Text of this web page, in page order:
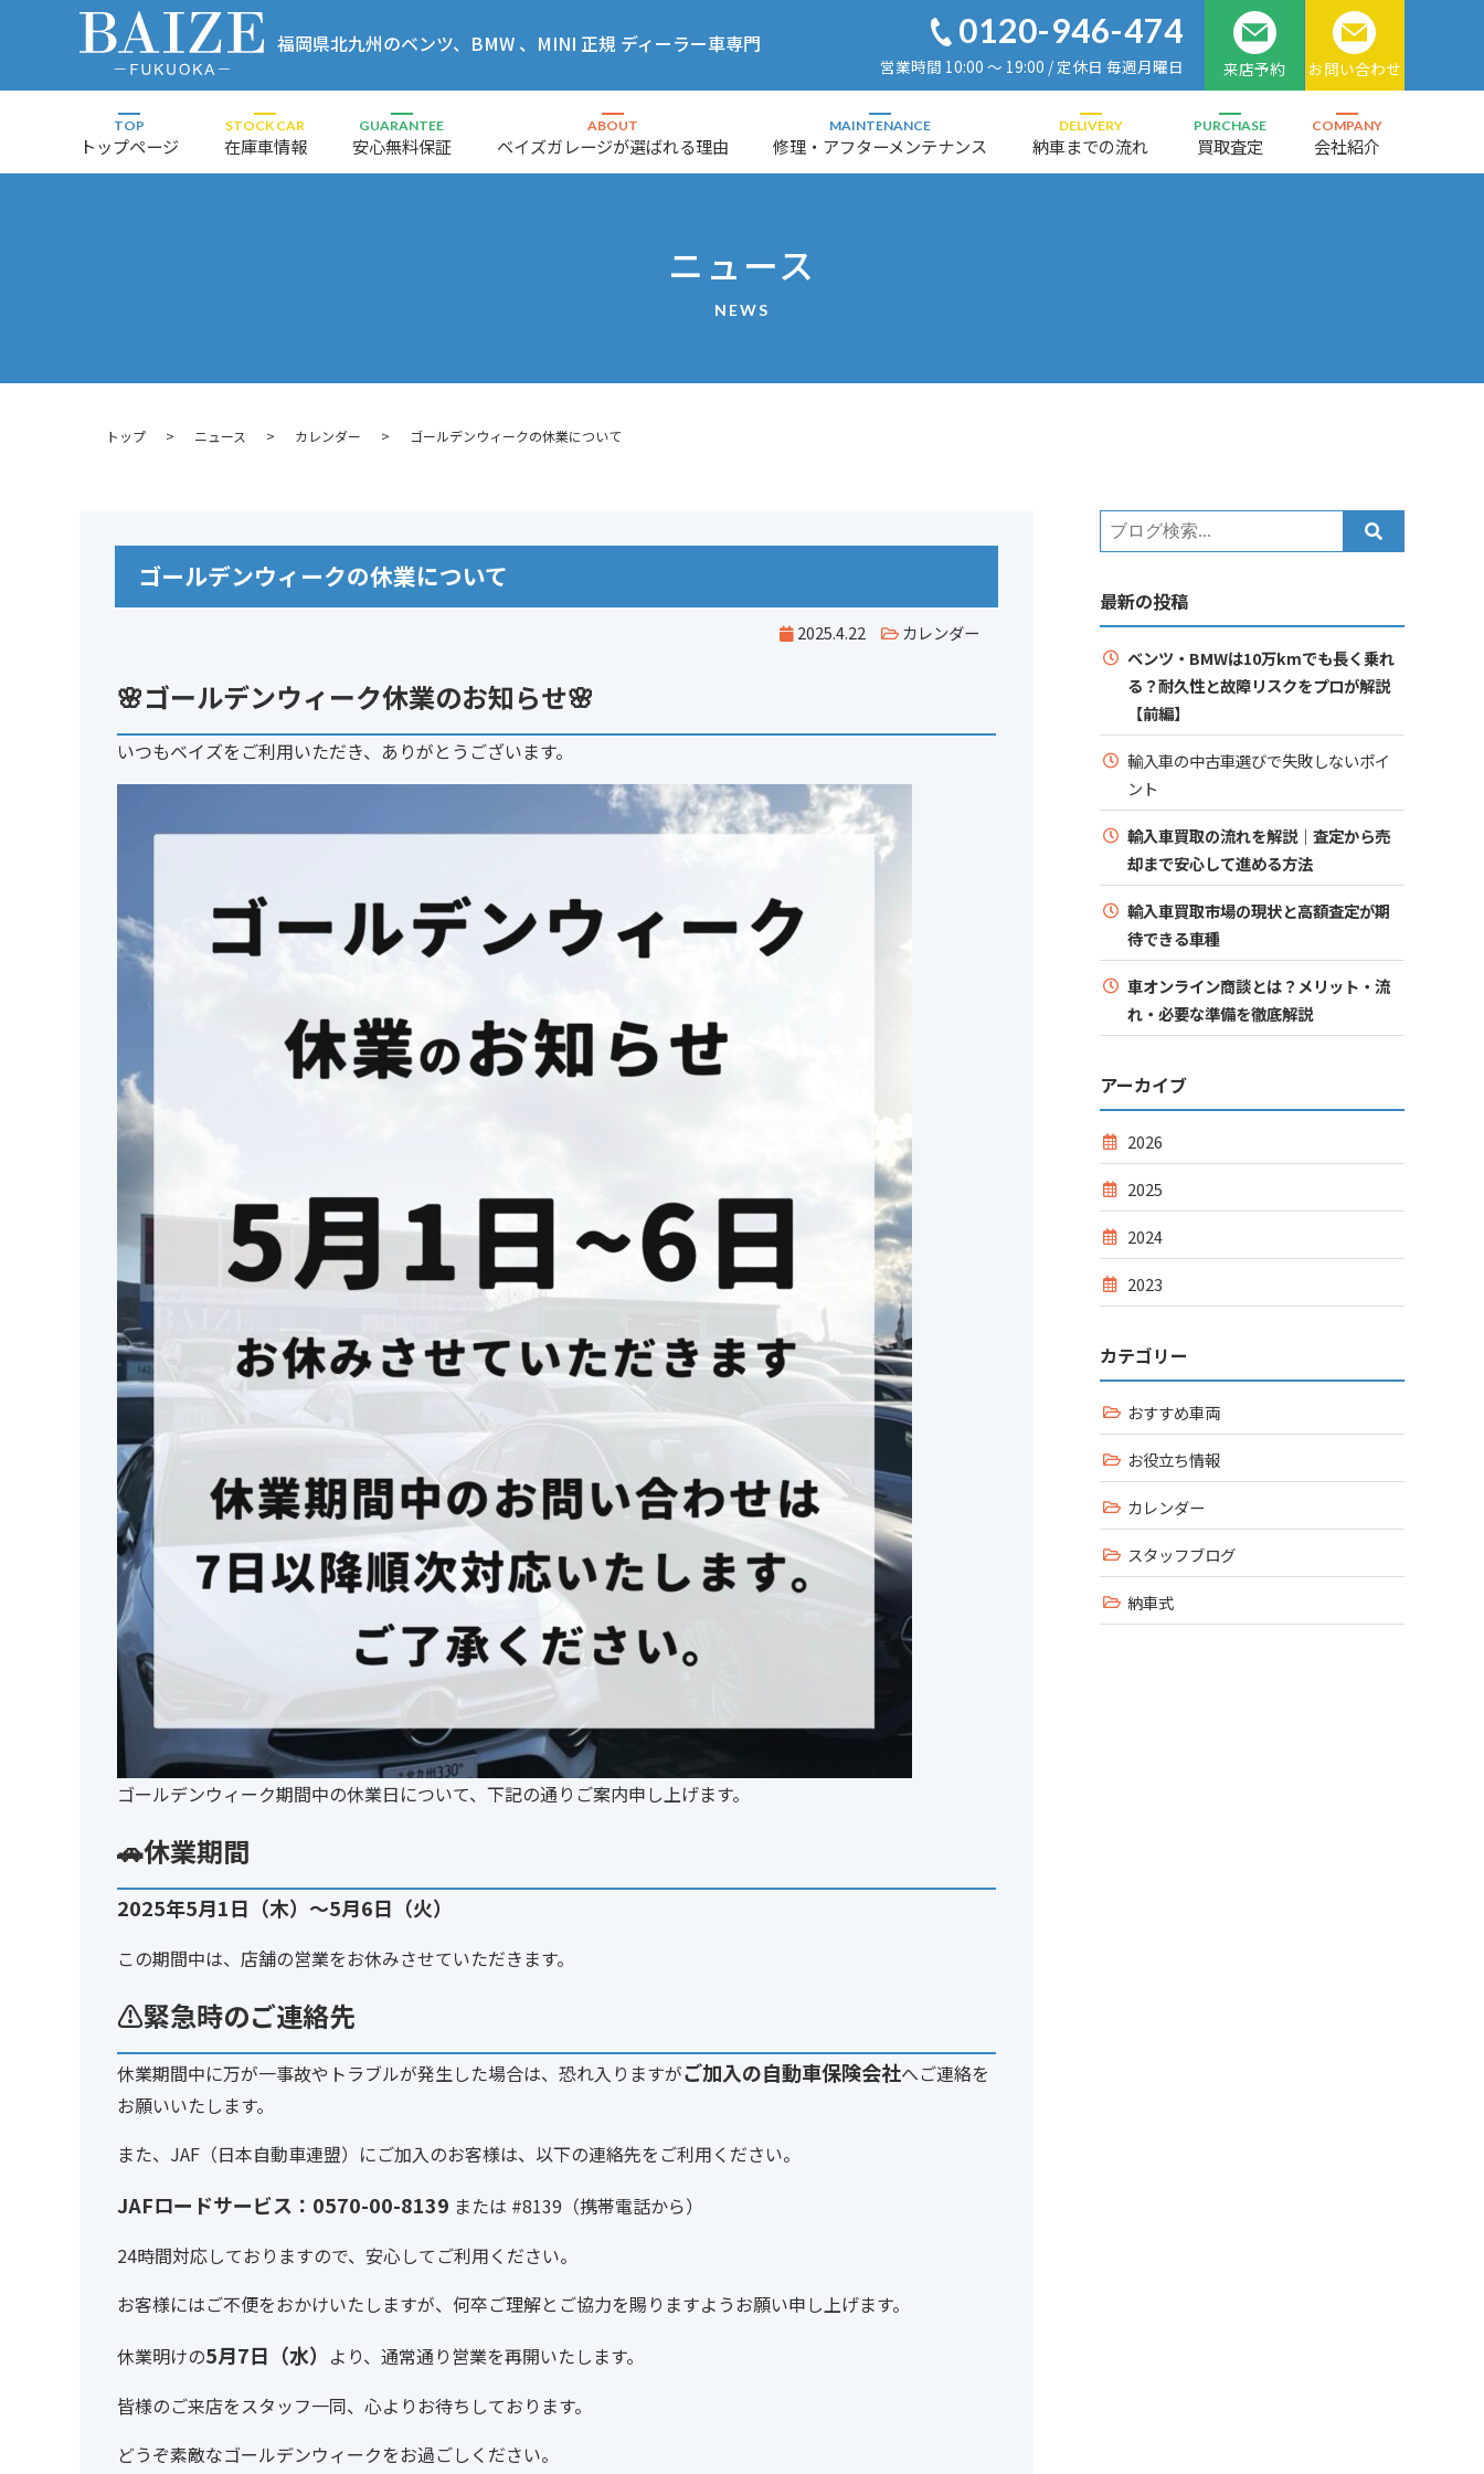
福岡県北九州のベンツ、BMW 、MINI 正規 ディーラー車専門 0120-946-474
営業時間 10:00 ～ 19:00 / 定休日 毎週月曜日 来店予約 お問い合わせ
TOP
トップページ
STOCK CAR
在庫車情報
GUARANTEE
安心無料保証
ABOUT
ベイズガレージが選ばれる理由
MAINTENANCE
修理・アフターメンテナンス
DELIVERY
納車までの流れ
PURCHASE
買取査定
COMPANY
会社紹介
ニュース
NEWS
トップ ニュース カレンダー ゴールデンウィークの休業について
ゴールデンウィークの休業について
2025.4.22 カレンダー
🌸ゴールデンウィーク休業のお知らせ🌸
いつもベイズをご利用いただき、ありがとうございます。
ゴールデンウィーク期間中の休業日について、下記の通りご案内申し上げます。
🚗休業期間
2025年5月1日（木）～5月6日（火）
この期間中は、店舗の営業をお休みさせていただきます。
⚠️緊急時のご連絡先
休業期間中に万が一事故やトラブルが発生した場合は、恐れ入りますがご加入の自動車保険会社へご連絡を
お願いいたします。
また、JAF（日本自動車連盟）にご加入のお客様は、以下の連絡先をご利用ください。
JAFロードサービス：0570-00-8139 または #8139（携帯電話から）
24時間対応しておりますので、安心してご利用ください。
お客様にはご不便をおかけいたしますが、何卒ご理解とご協力を賜りますようお願い申し上げます。
休業明けの5月7日（水） より、通常通り営業を再開いたします。
皆様のご来店をスタッフ一同、心よりお待ちしております。
どうぞ素敵なゴールデンウィークをお過ごしください。
最新の投稿
ベンツ・BMWは10万kmでも長く乗れ
る？耐久性と故障リスクをプロが解説
【前編】
輸入車の中古車選びで失敗しないポイ
ント
輸入車買取の流れを解説｜査定から売
却まで安心して進める方法
輸入車買取市場の現状と高額査定が期
待できる車種
車オンライン商談とは？メリット・流
れ・必要な準備を徹底解説
アーカイブ
2026
2025
2024
2023
カテゴリー
おすすめ車両
お役立ち情報
カレンダー
スタッフブログ
納車式